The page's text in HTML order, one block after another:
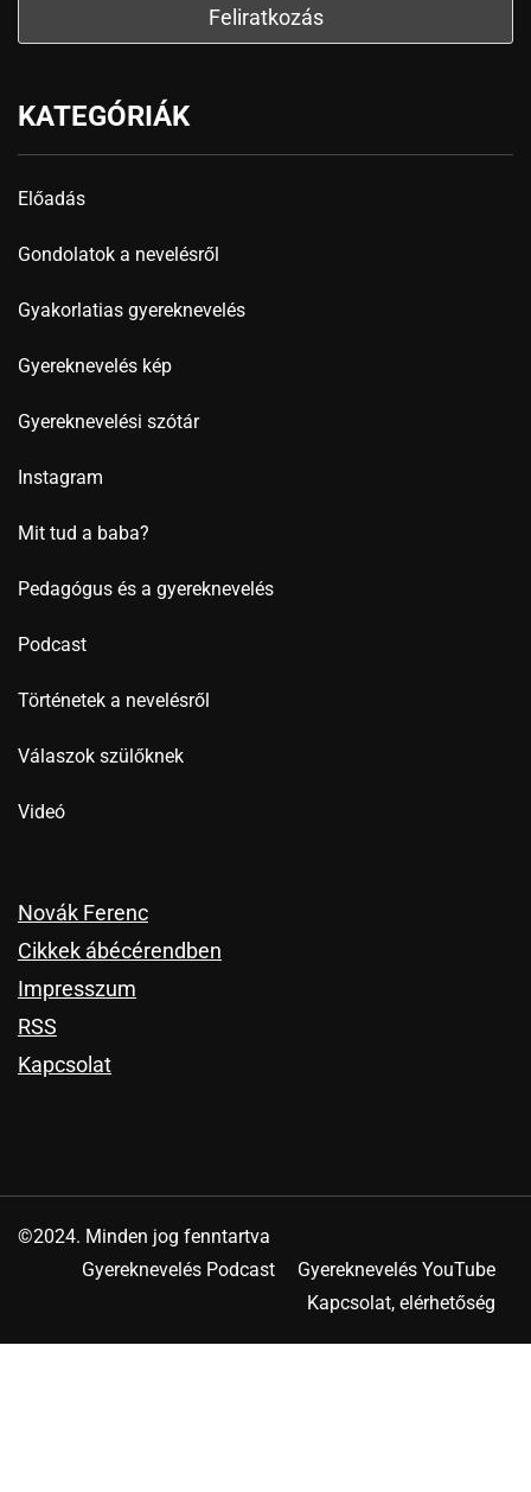
KATEGÓRIÁK
Előadás
Gondolatok a nevelésről
Gyakorlatias gyereknevelés
Gyereknevelés kép
Gyereknevelési szótár
Instagram
Mit tud a baba?
Pedagógus és a gyereknevelés
Podcast
Történetek a nevelésről
Válaszok szülőknek
Videó
Novák Ferenc
Cikkek ábécérendben
Impresszum
RSS
Kapcsolat
©2024. Minden jog fenntartva
Gyereknevelés Podcast
Gyereknevelés YouTube
Kapcsolat, elérhetőség